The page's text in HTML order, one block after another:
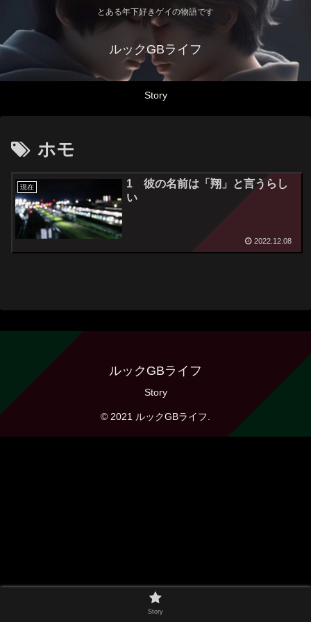
とある年下好きゲイの物語です
ルックGBライフ
Story
ホモ
現在
1 彼の名前は「翔」と言うらし
い
2022.12.08
ルックGBライフ
Story
© 2021 ルックGBライフ.
Story